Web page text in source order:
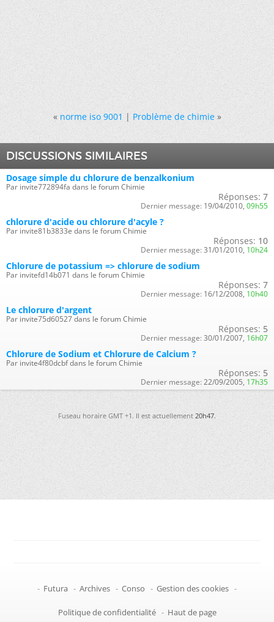
« norme iso 9001|Problème de chimie »
DISCUSSIONS SIMILAIRES
Dosage simple du chlorure de benzalkonium
Par invite772894fa dans le forum Chimie
Réponses: 7
Dernier message: 19/04/2010, 09h55
chlorure d'acide ou chlorure d'acyle ?
Par invite81b3833e dans le forum Chimie
Réponses: 10
Dernier message: 31/01/2010, 10h24
Chlorure de potassium => chlorure de sodium
Par invitefd14b071 dans le forum Chimie
Réponses: 7
Dernier message: 16/12/2008, 10h40
Le chlorure d'argent
Par invite75d60527 dans le forum Chimie
Réponses: 5
Dernier message: 30/01/2007, 16h07
Chlorure de Sodium et Chlorure de Calcium ?
Par invite4f80dcbf dans le forum Chimie
Réponses: 5
Dernier message: 22/09/2005, 17h35
Fuseau horaire GMT +1. Il est actuellement20h47.
- Futura - Archives - Conso - Gestion des cookies -
Politique de confidentialité - Haut de page